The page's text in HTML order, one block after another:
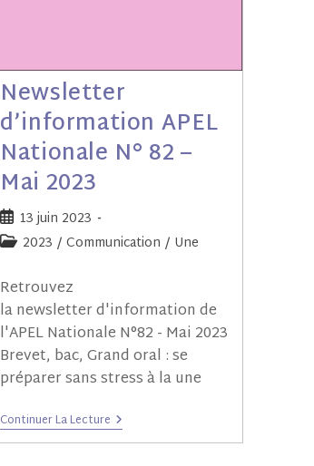
Newsletter
d’information APEL
Nationale N° 82 –
Mai 2023
13 juin 2023
2023 / Communication / Une
Retrouvez
la newsletter d'information de
l'APEL Nationale N°82 - Mai 2023
Brevet, bac, Grand oral : se
préparer sans stress à la une
Continuer La Lecture